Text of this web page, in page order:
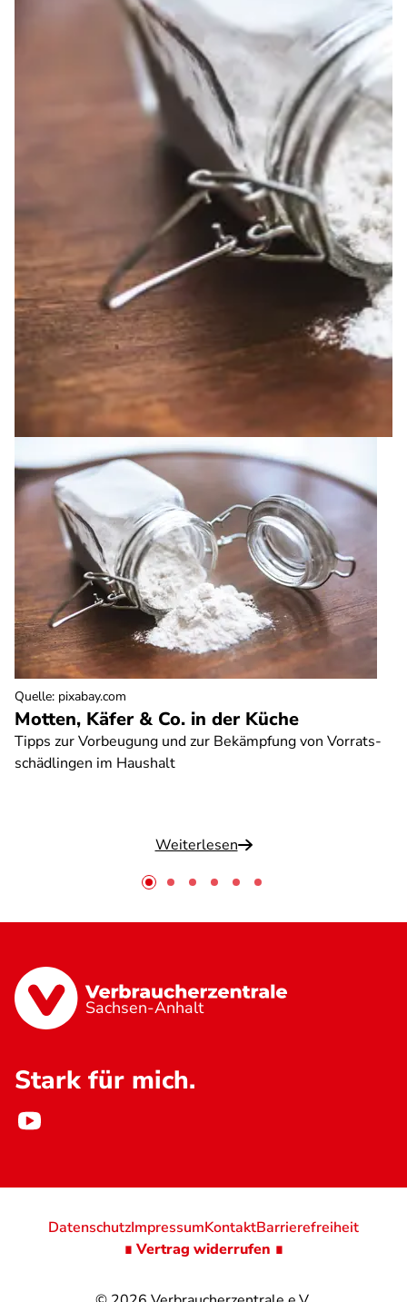
Motten, Käfer & Co. in der Küche
Tipps zur Vorbeugung und zur Bekämpfung von Vorrats-
schädlingen im Haushalt
Weiterlesen
Quelle: pixabay.com
Sachsen-Anhalt
Stark für mich.
DatenschutzImpressumKontaktBarrierefreiheit
∎ Vertrag widerrufen ∎